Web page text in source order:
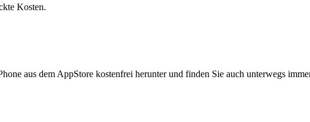
Kosten.
aus dem AppStore kostenfrei herunter und finden Sie auch unterwegs